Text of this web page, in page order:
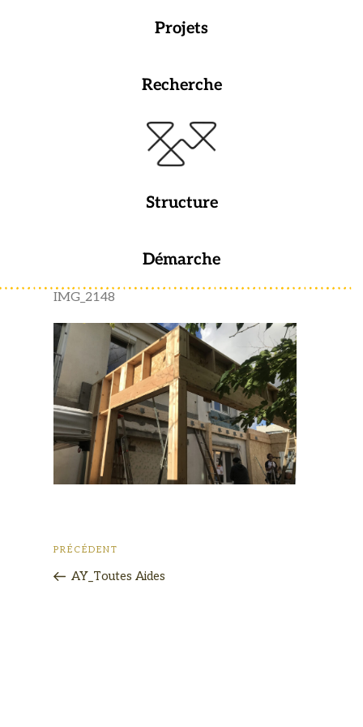
Projets
Recherche
Structure
Démarche
IMG_2148
PRÉCÉDENT
AY_Toutes Aides